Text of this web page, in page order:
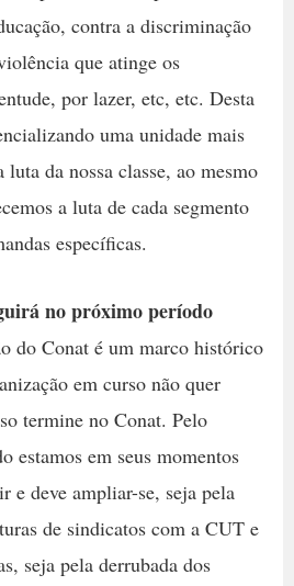
contra a discriminação
que atinge os
por lazer, etc, etc. Desta
uma unidade mais
da nossa classe, ao mesmo
a luta de cada segmento
específicas.
no próximo período
do Conat é um marco histórico
em curso não quer
termine no Conat. Pelo
estamos em seus momentos
e deve ampliar-se, seja pela
de sindicatos com a CUT e
seja pela derrubada dos